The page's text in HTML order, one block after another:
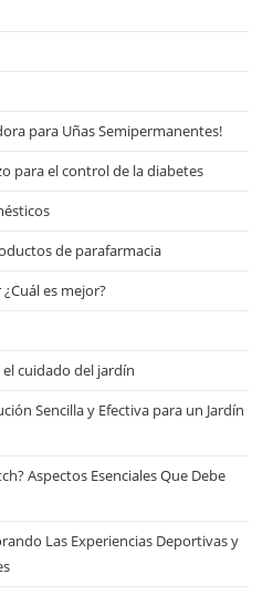
para Uñas Semipermanentes!
para el control de la diabetes
de parafarmacia
es mejor?
cuidado del jardín
Sencilla y Efectiva para un Jardín
Aspectos Esenciales Que Debe
Las Experiencias Deportivas y